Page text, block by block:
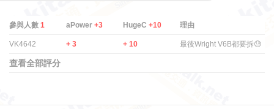
參與人數 1 aPower +3 HugeC +10 理由
VK4642 + 3 + 10 最後Wright V6B都要拆😓
查看全部評分